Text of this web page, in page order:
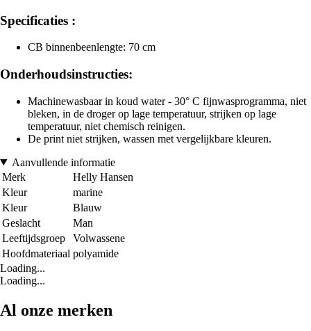
Specificaties :
CB binnenbeenlengte: 70 cm
Onderhoudsinstructies:
Machinewasbaar in koud water - 30° C fijnwasprogramma, niet
bleken, in de droger op lage temperatuur, strijken op lage
temperatuur, niet chemisch reinigen.
De print niet strijken, wassen met vergelijkbare kleuren.
Aanvullende informatie
Merk
Helly Hansen
Kleur
marine
Kleur
Blauw
Geslacht
Man
Leeftijdsgroep
Volwassene
Hoofdmateriaal polyamide
Loading...
Loading...
Al onze merken